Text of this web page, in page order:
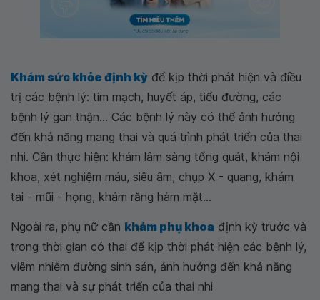
Khám sức khỏe định kỳ để kịp thời phát hiện và điều
trị các bệnh lý: tim mạch, huyết áp, tiểu đường, các
bệnh lý gan thận... Các bệnh lý này có thể ảnh hưởng
đến khả năng mang thai và quá trình phát triển của thai
nhi. Cần thực hiện: khám lâm sàng tổng quát, khám nội
khoa, xét nghiệm máu, siêu âm, chụp X - quang, khám
tai - mũi - họng, khám răng hàm mặt...
Ngoài ra, phụ nữ cần khám phụ khoa định kỳ trước và
trong thời gian có thai để kịp thời phát hiện các bệnh lý,
viêm nhiễm đường sinh sản, ảnh hưởng đến khả năng
mang thai và sự phát triển của thai nhi